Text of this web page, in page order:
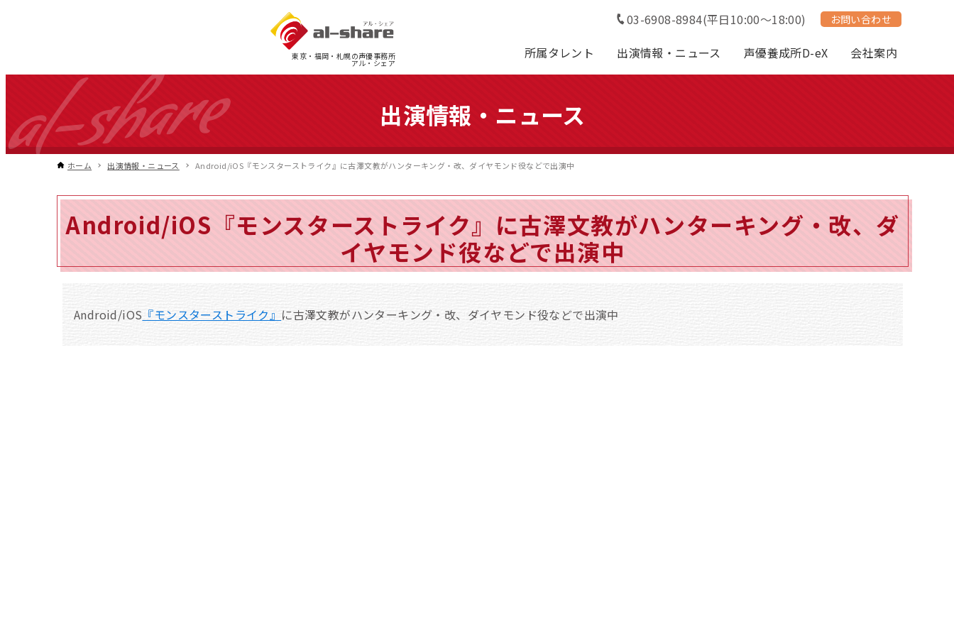
東京・福岡・札幌の声優事務所
アル・シェア
所属タレント 出演情報・ニュース 声優養成所D-eX 会社案内
03-6908-8984(平日10:00～18:00) お問い合わせ
出演情報・ニュース
ホーム 出演情報・ニュース Android/iOS『モンスターストライク』に古澤文教がハンターキング・改、ダイヤモンド役などで出演中
Android/iOS『モンスターストライク』に古澤文教がハンターキング・改、ダ
イヤモンド役などで出演中
Android/iOS 『モンスターストライク』 に古澤文教がハンターキング・改、ダイヤモンド役などで出演中